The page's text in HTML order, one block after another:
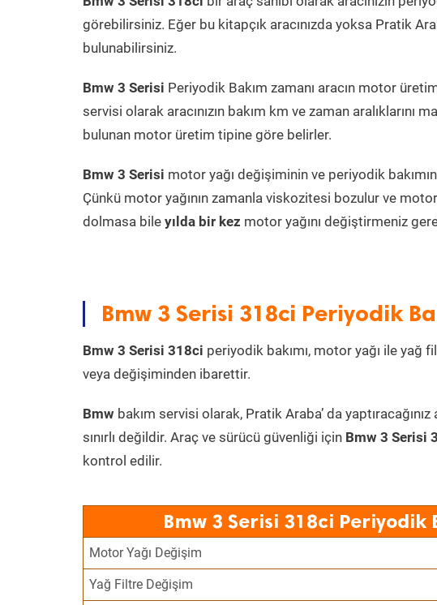
görebilirsiniz. Eğer bu kitapçık aracınızda yoksa Pratik
bulunabilirsiniz.
Bmw 3 Serisi Periyodik Bakım zamanı aracın motor
servisi olarak aracınızın bakım km ve zaman aralıklarını
bulunan motor üretim tipine göre belirler.
Bmw 3 Serisi motor yağı değişiminin ve periyodik bakımın
Çünkü motor yağının zamanla viskozitesi bozulur ve
dolmasa bile yılda bir kez motor yağını değiştirmeniz
Bmw 3 Serisi 318ci Periyodik
Bmw 3 Serisi 318ci periyodik bakımı, motor yağı ile
veya değişiminden ibarettir.
Bmw bakım servisi olarak, Pratik Araba’ da
sınırlı değildir. Araç ve sürücü güvenliği için Bmw 3 Serisi
kontrol edilir.
Bmw 3 Serisi 318ci Periyodik
Motor Yağı Değişim
Yağ Filtre Değişim